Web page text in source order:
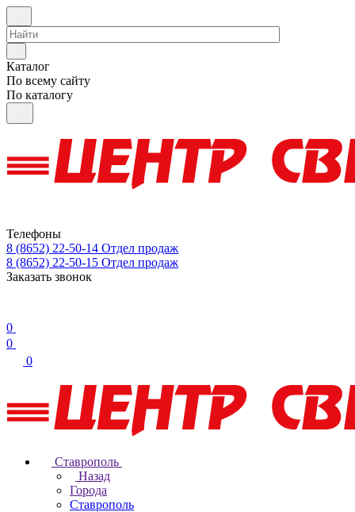
Каталог
По всему сайту
По каталогу
Телефоны
8 (8652) 22-50-14 Отдел продаж
8 (8652) 22-50-15 Отдел продаж
Заказать звонок
0
0
0
Ставрополь
Назад
Города
Ставрополь